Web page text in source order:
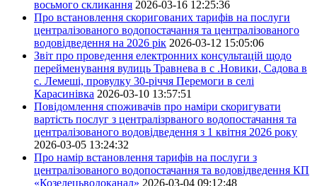
восьмого скликання 2026-03-16 12:25:36
Про встановлення скоригованих тарифів на послуги
централізованого водопостачання та централізованого
водовідведення на 2026 рік 2026-03-12 15:05:06
Звіт про проведення електронних консультацій щодо
перейменування вулиць Травнева в с .Новики, Садова в
с. Лемеші, провулку 30-річчя Перемоги в селі
Карасинівка 2026-03-10 13:57:51
Повідомлення споживачів про наміри скоригувати
вартість послуг з централізрваного водопостачання та
централізованого водовідведення з 1 квітня 2026 року
2026-03-05 13:24:32
Про намір встановлення тарифів на послуги з
централізованого водопостачання та водовідведення КП
«Козелецьводоканал» 2026-03-04 09:12:48